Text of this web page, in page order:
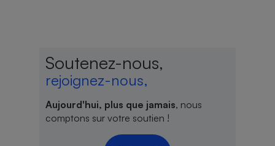
Soutenez-nous,
rejoignez-nous,
Aujourd'hui, plus que jamais, nous
comptons sur votre soutien !